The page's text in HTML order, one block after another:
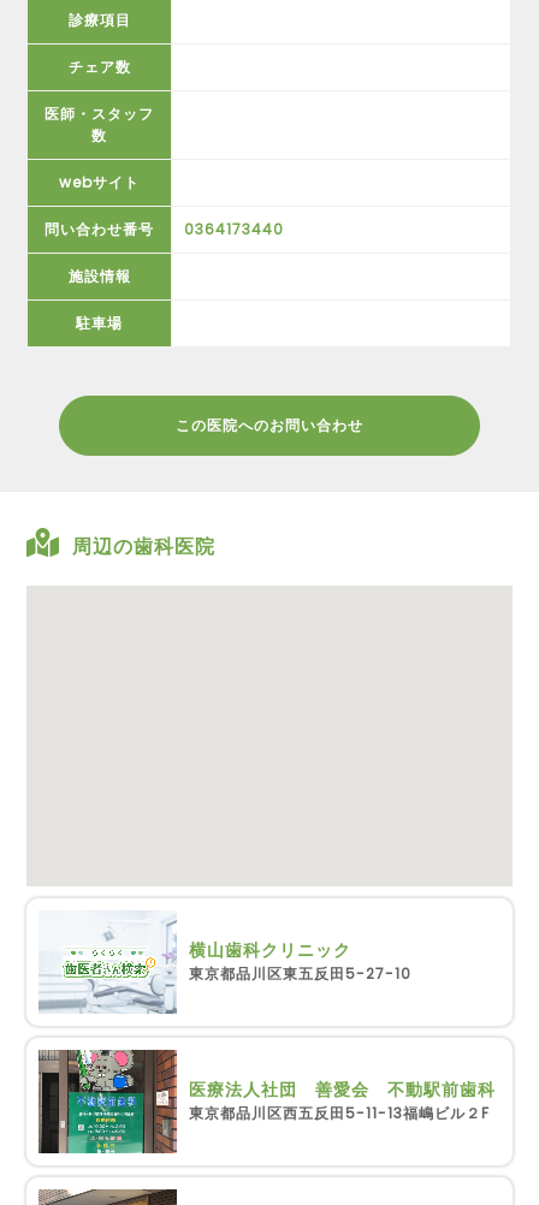
診療項目
チェア数
医師・スタッフ
数
webサイト
問い合わせ番号 0364173440
施設情報
駐車場
この医院へのお問い合わせ
周辺の歯科医院
横山歯科クリニック
東京都品川区東五反田5-27-10
医療法人社団 善愛会 不動駅前歯科
東京都品川区西五反田5-11-13福嶋ビル２F